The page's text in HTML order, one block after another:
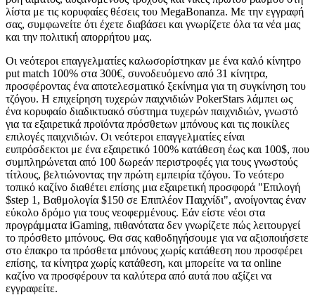
λίστα με τις κορυφαίες θέσεις του MegaBonanza. Με την εγγραφή
σας, συμφωνείτε ότι έχετε διαβάσει και γνωρίζετε όλα τα νέα μας
και την πολιτική απορρήτου μας.
Οι νεότεροι επαγγελματίες καλωσορίστηκαν με ένα καλό κίνητρο
put match 100% στα 300€, συνοδευόμενο από 31 κίνητρα,
προσφέροντας ένα αποτελεσματικό ξεκίνημα για τη συγκίνηση του
τζόγου. Η επιχείρηση τυχερών παιχνιδιών PokerStars λάμπει ως
ένα κορυφαίο διαδικτυακό σύστημα τυχερών παιχνιδιών, γνωστό
για τα εξαιρετικά προϊόντα πρόσθετων μπόνους και τις ποικίλες
επιλογές παιχνιδιών. Οι νεότεροι επαγγελματίες είναι
ευπρόσδεκτοι με ένα εξαιρετικό 100% κατάθεση έως και 100$, που
συμπληρώνεται από 100 δωρεάν περιστροφές για τους γνωστούς
τίτλους, βελτιώνοντας την πρώτη εμπειρία τζόγου. Το νεότερο
τοπικό καζίνο διαθέτει επίσης μια εξαιρετική προσφορά "Επιλογή
$step 1, Βαθμολογία $150 σε Επιπλέον Παιχνίδι", ανοίγοντας έναν
εύκολο δρόμο για τους νεοφερμένους. Εάν είστε νέοι στα
προγράμματα iGaming, πιθανότατα δεν γνωρίζετε πώς λειτουργεί
το πρόσθετο μπόνους. Θα σας καθοδηγήσουμε για να αξιοποιήσετε
στο έπακρο τα πρόσθετα μπόνους χωρίς κατάθεση που προσφέρει
επίσης, τα κίνητρα χωρίς κατάθεση, και μπορείτε να τα online
καζίνο να προσφέρουν τα καλύτερα από αυτά που αξίζει να
εγγραφείτε.